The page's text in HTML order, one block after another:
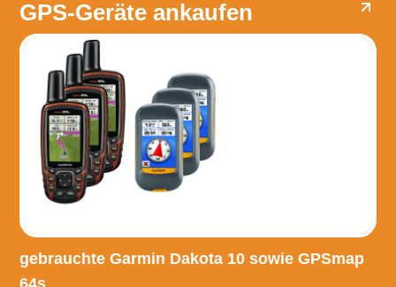
GPS-Geräte ankaufen
gebrauchte Garmin Dakota 10 sowie GPSmap